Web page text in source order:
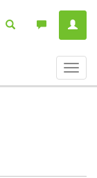
ein-/